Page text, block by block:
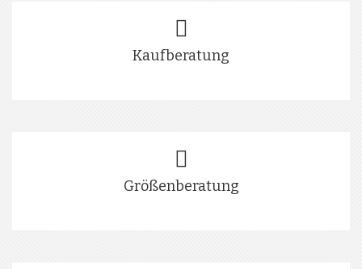
Kaufberatung
Größenberatung